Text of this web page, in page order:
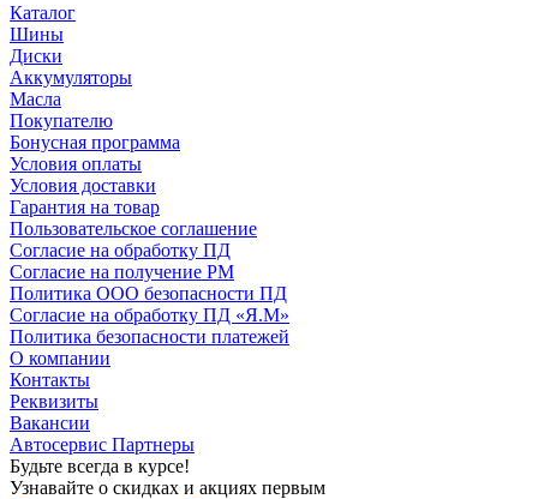
Каталог
Шины
Диски
Аккумуляторы
Масла
Покупателю
Бонусная программа
Условия оплаты
Условия доставки
Гарантия на товар
Пользовательское соглашение
Согласие на обработку ПД
Согласие на получение РМ
Политика ООО безопасности ПД
Согласие на обработку ПД «Я.М»
Политика безопасности платежей
О компании
Контакты
Реквизиты
Вакансии
Автосервис Партнеры
Будьте всегда в курсе!
Узнавайте о скидках и акциях первым